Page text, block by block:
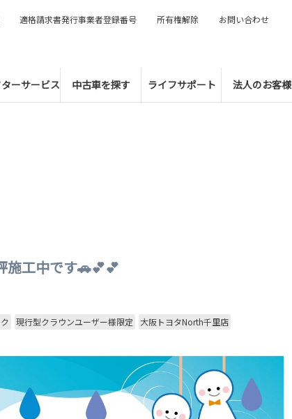
ーサービス 中古車を探す ライフサポート 法人のお客様
適格請求書発行事業者登録番号 所有権解除 お問い合わせ
施工中です🚗💕💕
現行型クラウンユーザー様限定 大阪トヨタNorth千里店